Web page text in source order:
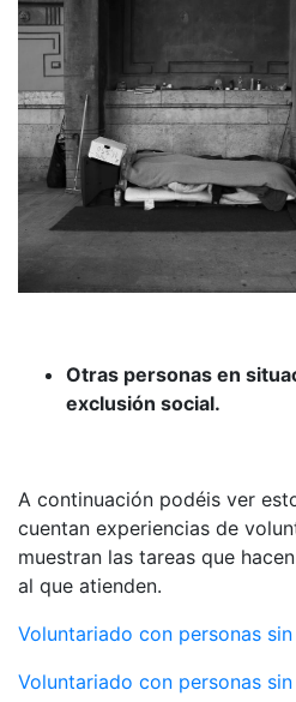
Otras personas en
exclusión social.
A continuación podéis ver
cuentan experiencias de
muestran las tareas que
al que atienden.
Voluntariado con personas
Voluntariado con personas